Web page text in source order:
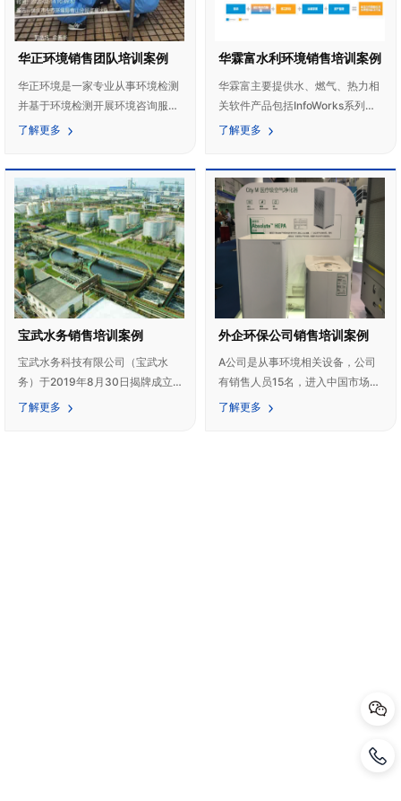
流程解决方案为辅的上市公司。 膜
业务是沃顿科技核心业务，拥有20
余年分离膜制造经验。作为反渗透
膜国家相关标准制定单位，公司致
力于反渗透、纳滤、超滤膜材料及
膜元件的研发、制造和服务，拥有
膜制造的核心技术和强大的系统设
家与地区。 公司已规模化生产包括
海水淡化膜、抗污染膜、抗氧化
膜、纳滤膜、超滤膜、物料分离膜
和家用膜等20多个系列 200多个规
格的膜产品，是目前国内品类比较
全的膜元件生产制造商与服务商。
产品广泛应用于包装水、市政饮用
水、工业纯水、电子超纯水、海水
淡化、苦咸水淡化、废水回用、高
盐水分盐与近零排放、食品饮料、
医疗制药、物料分离与浓缩提纯等
用途。
通过近 300 家线下签约经销商及
线上合作伙伴，向 300+城市，超
及服务。公司依托本地化服务团
队，提供 7x24 小时快速响应支
持，从免费公益技术培训、现场水
质诊断，到全品类药剂极速供应、
点，保障水上乐园、星级酒店、社
区泳池及公共场馆的全年水质安
全。作为行业标杆，我们的产品被
中国各地顶尖水上乐园、五星级酒
店(如三亚 6 星级酒店)、知名游泳
馆、连锁游泳机构及高端小区游泳
池等广泛指定使用，成为业内品质
与专业的代名词。
华正环境销售团队培训案例
华正环境是一家专业从事环境检测
并基于环境检测开展环境咨询服务
的高新技术企业。旗下设有武汉华
以及华正环境研究院、湖北苇杭环
保科技有限公司等专业的环境咨询
服务机构。 全方位为政府、园区、
企业提供 “一站式”第三方环境综合
服务，统筹解决各方面环境问题。
服务范围覆盖华中及中西部地区多
个省份，为近万家客户提供各类“环
境检测”和“环境咨询” 综合解决方
案。
了解更多
华霖富水利环境销售培训案例
华霖富主要提供水、燃气、热力相
关软件产品包括InfoWorks系列软
件、智慧水务Sim-On™ Water 、
项目实施等一站式技术服务，致力
于为政府部门、水务局、燃气公
司、气象、规划设计院和水利、燃
气工程师提供专业的咨询服务，并
与国内多所985高校有产学研战略
合作。
了解更多
宝武水务销售培训案例
宝武水务科技有限公司（宝武水
务）于2019年8月30日揭牌成立，
是中国宝武钢铁集团有限公司（中
了解更多
外企环保公司销售培训案例
A公司是从事环境相关设备，公司
有销售人员15名，进入中国市场20
多年，销售团队在3年前做个培
了解更多